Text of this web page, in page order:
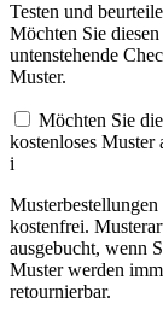
Testen und
Möchten Sie
untenstehende
Muster.
Möchten Sie
kostenloses Muster
i
kostenfrei.
ausgebucht, wenn
Muster werden
retournierbar.